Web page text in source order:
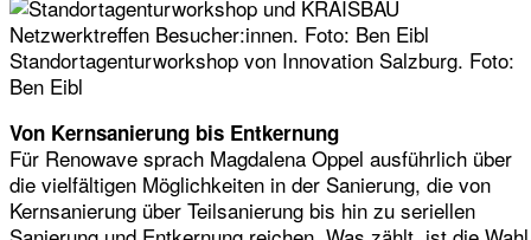
Standortagenturworkshop von Innovation Salzburg. Foto:
Ben Eibl
Von Kernsanierung bis Entkernung
Für Renowave sprach Magdalena Oppel ausführlich über
die vielfältigen Möglichkeiten in der Sanierung, die von
Kernsanierung über Teilsanierung bis hin zu seriellen